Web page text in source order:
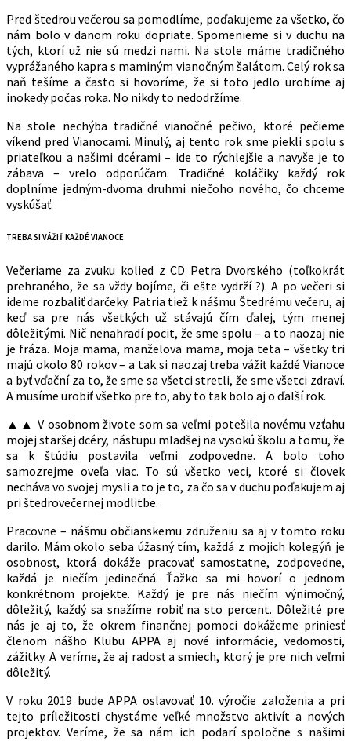
Pred štedrou večerou sa pomodlíme, poďakujeme za všetko, čo
nám bolo v danom roku dopriate. Spomenieme si v duchu na
tých, ktorí už nie sú medzi nami. Na stole máme tradičného
vyprážaného kapra s maminým vianočným šalátom. Celý rok sa
naň tešíme a často si hovoríme, že si toto jedlo urobíme aj
inokedy počas roka. No nikdy to nedodržíme.
Na stole nechýba tradičné vianočné pečivo, ktoré pečieme
víkend pred Vianocami. Minulý, aj tento rok sme piekli spolu s
priateľkou a našimi dcérami – ide to rýchlejšie a navyše je to
zábava – vrelo odporúčam. Tradičné koláčiky každý rok
doplníme jedným-dvoma druhmi niečoho nového, čo chceme
vyskúšať.
TREBA SI VÁŽIŤ KAŽDÉ VIANOCE
Večeriame za zvuku kolied z CD Petra Dvorského (toľkokrát
prehraného, že sa vždy bojíme, či ešte vydrží ?). A po večeri si
ideme rozbaliť darčeky. Patria tiež k nášmu Štedrému večeru, aj
keď sa pre nás všetkých už stávajú čím ďalej, tým menej
dôležitými. Nič nenahradí pocit, že sme spolu – a to naozaj nie
je fráza. Moja mama, manželova mama, moja teta – všetky tri
majú okolo 80 rokov – a tak si naozaj treba vážiť každé Vianoce
a byť vďační za to, že sme sa všetci stretli, že sme všetci zdraví.
A musíme urobiť všetko pre to, aby to tak bolo aj o ďalší rok.
▲▲ V osobnom živote som sa veľmi potešila novému vzťahu
mojej staršej dcéry, nástupu mladšej na vysokú školu a tomu, že
sa k štúdiu postavila veľmi zodpovedne. A bolo toho
samozrejme oveľa viac. To sú všetko veci, ktoré si človek
necháva vo svojej mysli a to je to, za čo sa v duchu poďakujem aj
pri štedrovečernej modlitbe.
Pracovne – nášmu občianskemu združeniu sa aj v tomto roku
darilo. Mám okolo seba úžasný tím, každá z mojich kolegýň je
osobnosť, ktorá dokáže pracovať samostatne, zodpovedne,
každá je niečím jedinečná. Ťažko sa mi hovorí o jednom
konkrétnom projekte. Každý je pre nás niečím výnimočný,
dôležitý, každý sa snažíme robiť na sto percent. Dôležité pre
nás je aj to, že okrem finančnej pomoci dokážeme priniesť
členom nášho Klubu APPA aj nové informácie, vedomosti,
zážitky. A veríme, že aj radosť a smiech, ktorý je pre nich veľmi
dôležitý.
V roku 2019 bude APPA oslavovať 10. výročie založenia a pri
tejto príležitosti chystáme veľké množstvo aktivít a nových
projektov. Veríme, že sa nám ich podarí spoločne s našimi